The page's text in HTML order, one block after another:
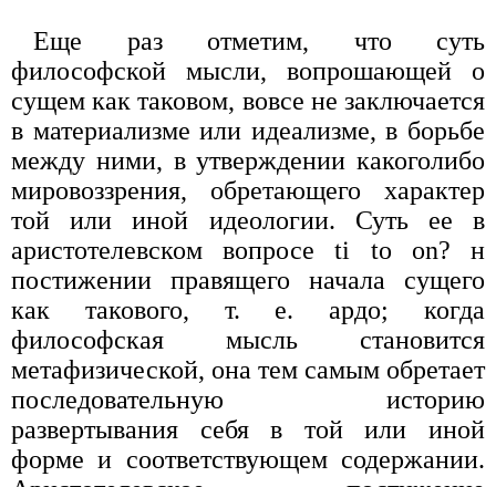
Еще раз отметим, что суть
философской мысли, вопрошающей о
сущем как таковом, вовсе не заключается
в материализме или идеализме, в борьбе
между ними, в утверждении какоголибо
мировоззрения, обретающего характер
той или иной идеологии. Суть ее в
аристотелевском вопросе ti to on? н
постижении правящего начала сущего
как такового, т. е. ардо; когда
философская мысль становится
метафизической, она тем самым обретает
последовательную историю
развертывания себя в той или иной
форме и соответствующем содержании.